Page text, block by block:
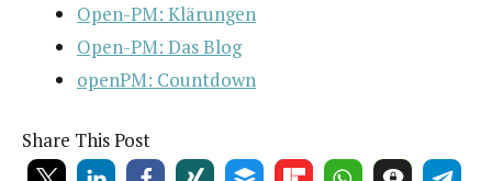
Open-PM: Klä­run­gen
Open-PM: Das Blog
openPM: Count­down
Share This Post